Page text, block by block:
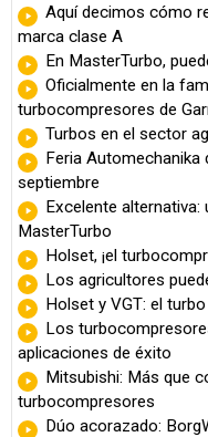
Aquí decimos cómo
marca clase A
En MasterTurbo,
Oficialmente en la
turbocompresores de
Turbos en el sector
Feria
septiembre
Excelente alternativa:
MasterTurbo
Holset, ¡el
Los agricultores
Holset y VGT: el
Los
aplicaciones de éxito
Mitsubishi: Más que
turbocompresores
Dúo acorazado: